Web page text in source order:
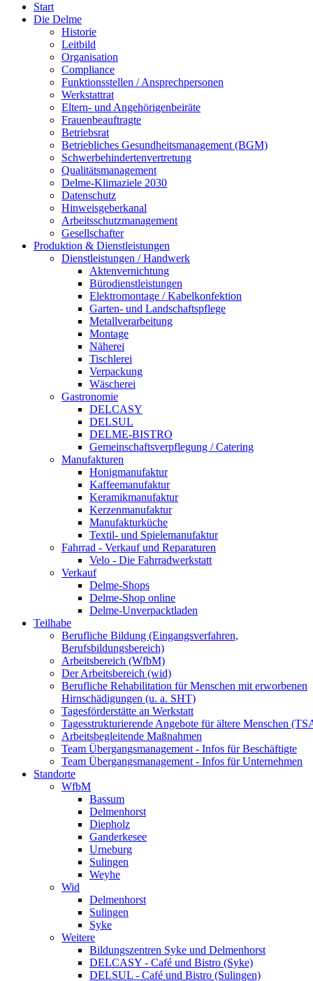
Start
Die Delme
Historie
Leitbild
Organisation
Compliance
Funktionsstellen / Ansprechpersonen
Werkstattrat
Eltern- und Angehörigenbeiräte
Frauenbeauftragte
Betriebsrat
Betriebliches Gesundheitsmanagement (BGM)
Schwerbehindertenvertretung
Qualitätsmanagement
Delme-Klimaziele 2030
Datenschutz
Hinweisgeberkanal
Arbeitsschutzmanagement
Gesellschafter
Produktion & Dienstleistungen
Dienstleistungen / Handwerk
Aktenvernichtung
Bürodienstleistungen
Elektromontage / Kabelkonfektion
Garten- und Landschaftspflege
Metallverarbeitung
Montage
Näherei
Tischlerei
Verpackung
Wäscherei
Gastronomie
DELCASY
DELSUL
DELME-BISTRO
Gemeinschaftsverpflegung / Catering
Manufakturen
Honigmanufaktur
Kaffeemanufaktur
Keramikmanufaktur
Kerzenmanufaktur
Manufakturküche
Textil- und Spielemanufaktur
Fahrrad - Verkauf und Reparaturen
Velo - Die Fahrradwerkstatt
Verkauf
Delme-Shops
Delme-Shop online
Delme-Unverpacktladen
Teilhabe
Berufliche Bildung (Eingangsverfahren,
Berufsbildungsbereich)
Arbeitsbereich (WfbM)
Der Arbeitsbereich (wid)
Berufliche Rehabilitation für Menschen mit erworbenen
Hirnschädigungen (u. a. SHT)
Tagesförderstätte an Werkstatt
Tagesstrukturierende Angebote für ältere Menschen
Arbeitsbegleitende Maßnahmen
Team Übergangsmanagement - Infos für Beschäftigte
Team Übergangsmanagement - Infos für Unternehmen
Standorte
WfbM
Bassum
Delmenhorst
Diepholz
Ganderkesee
Urneburg
Sulingen
Weyhe
Wid
Delmenhorst
Sulingen
Syke
Weitere
Bildungszentren Syke und Delmenhorst
DELCASY - Café und Bistro (Syke)
DELSUL - Café und Bistro (Sulingen)